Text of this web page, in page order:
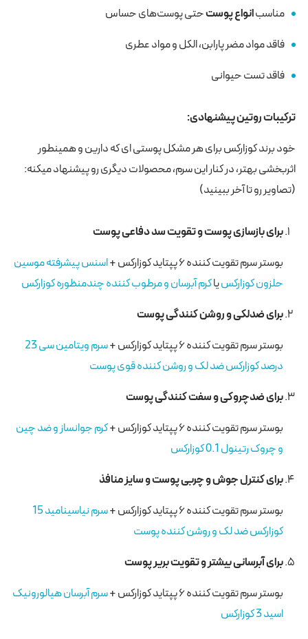
مناسبانواع پوستحتی پوست‌های حساس
فاقد مواد مضر پارابن، الکل و مواد عطری
فاقد تست حیوانی
ترکیبات روتین پیشنهادی:
خود برند کوزارکس برای هر مشکل پوستی ای که دارین و همینطور
اثربخشی بهتر، در کنار این سرم، محصولات دیگری رو پیشنهاد میکنه:
(تصاویر رو تا آخر ببینید)
برای بازسازی پوست و تقویت سد دفاعی پوست
بوستر سرم تقویت کننده ۶ پپتاید کوزارکس +
اسنس پیشرفته موسین
حلزون کوزارکسیاکرم آبرسان و مرطوب كننده چندمنظوره کوزارکس
برای ضدلکی و روشن کنندگی پوست
بوستر سرم تقویت کننده ۶ پپتاید کوزارکس +
سرم ویتامین سی 23
درصد کوزارکس ضد لک و روشن کننده قوی پوست
برای ضدچروکی و سفت کنندگی پوست
بوستر سرم تقویت کننده ۶ پپتاید کوزارکس +
کرم جوانساز و ضد چین
و چروک رتینول 0.1 کوزارکس
برای کنترل جوش و چربی پوست و سایز منافذ
بوستر سرم تقویت کننده ۶ پپتاید کوزارکس +
سرم نیاسینامید 15
کوزارکس ضد لک و روشن کننده پوست
برای آبرسانی بیشتر و تقویت بریر پوست
بوستر سرم تقویت کننده ۶ پپتاید کوزارکس +
سرم آبرسان هیالورونیک
اسید 3 کوزارکس